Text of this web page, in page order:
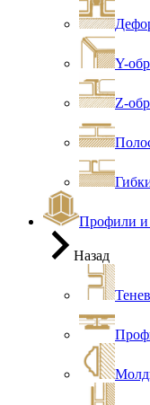
Y-
Z-
Профили и
Назад